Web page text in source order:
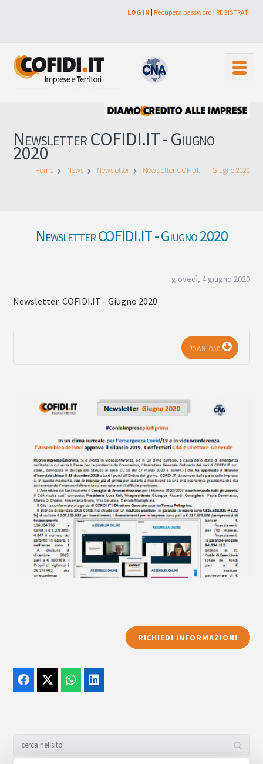
LOG IN | Recupera password | REGISTRATI
Newsletter COFIDI.IT - Giugno
2020
Home News Newsletter Newsletter COFIDI.IT - Giugno 2020
Newsletter COFIDI.IT - Giugno 2020
giovedì, 4 giugno 2020
Newsletter COFIDI.IT - Giugno 2020
Download
RICHIEDI INFORMAZIONI